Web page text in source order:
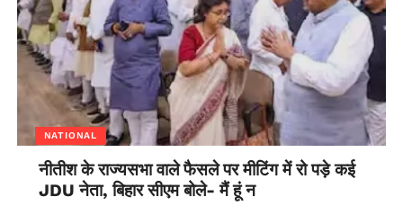
NATIONAL
नीतीश के राज्यसभा वाले फैसले पर मीटिंग में रो पड़े कई
JDU नेता, बिहार सीएम बोले- मैं हूं न